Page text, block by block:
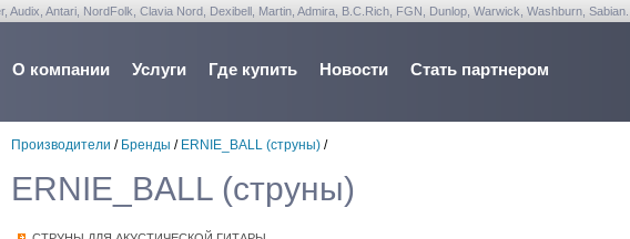
Antari, NordFolk, Clavia Nord, Dexibell, Martin, Admira, B.C.Rich, FGN, Dunlop, Warwick, Washburn, Sabian...
О компании Услуги Где купить Новости Стать партнером
Производители / Бренды / ERNIE_BALL (струны) /
ERNIE_BALL (струны)